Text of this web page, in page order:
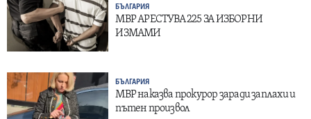
БЪЛГАРИЯ
МВР АРЕСТУВА 225 ЗА ИЗБОРНИ
ИЗМАМИ
БЪЛГАРИЯ
МВР наказва прокурор заради заплахи и
пътен произвол